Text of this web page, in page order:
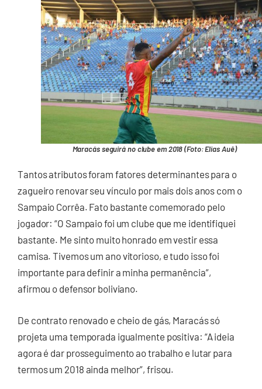
Maracás seguirá no clube em 2018 (Foto: Elias Auê)
Tantos atributos foram fatores determinantes para o
zagueiro renovar seu vínculo por mais dois anos com o
Sampaio Corrêa. Fato bastante comemorado pelo
jogador: “O Sampaio foi um clube que me identifiquei
bastante. Me sinto muito honrado em vestir essa
camisa. Tivemos um ano vitorioso, e tudo isso foi
importante para definir a minha permanência”,
afirmou o defensor boliviano.
De contrato renovado e cheio de gás, Maracás só
projeta uma temporada igualmente positiva: “A ideia
agora é dar prosseguimento ao trabalho e lutar para
termos um 2018 ainda melhor”, frisou.